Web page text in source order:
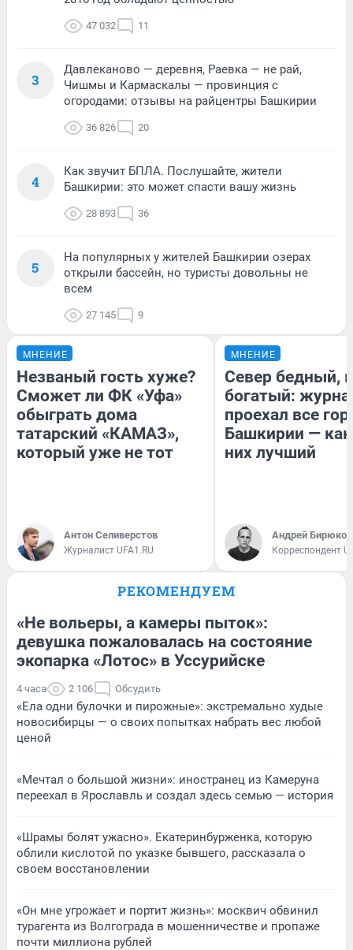
47 032 11
3
Давлеканово — деревня, Раевка — не рай,
Чишмы и Кармаскалы — провинция с
огородами: отзывы на райцентры Башкирии
36 826 20
4
Как звучит БПЛА. Послушайте, жители
Башкирии: это может спасти вашу жизнь
28 893 36
5
На популярных у жителей Башкирии озерах
открыли бассейн, но туристы довольны не
всем
27 145 9
МНЕНИЕ
Незваный гость хуже?
Сможет ли ФК «Уфа»
обыграть дома
татарский «КАМАЗ»,
который уже не тот
Антон Селиверстов
Журналист UFA1.RU
МНЕНИЕ
Север бедный,
богатый:
проехал все
Башкирии —
них лучший
Андрей Бирюков
Корреспондент
РЕКОМЕНДУЕМ
«Не вольеры, а камеры пыток»:
девушка пожаловалась на состояние
экопарка «Лотос» в Уссурийске
4 часа 2 106 Обсудить
«Ела одни булочки и пирожные»: экстремально худые
новосибирцы — о своих попытках набрать вес любой
ценой
«Мечтал о большой жизни»: иностранец из Камеруна
переехал в Ярославль и создал здесь семью — история
«Шрамы болят ужасно». Екатеринбурженка, которую
облили кислотой по указке бывшего, рассказала о
своем восстановлении
«Он мне угрожает и портит жизнь»: москвич обвинил
турагента из Волгограда в мошенничестве и пропаже
почти миллиона рублей